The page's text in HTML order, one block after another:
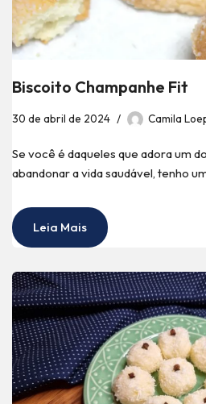
Biscoito Champanhe Fit
30 de abril de 2024 Camila
Se você é daqueles que adora um
abandonar a vida saudável, tenho
Leia Mais